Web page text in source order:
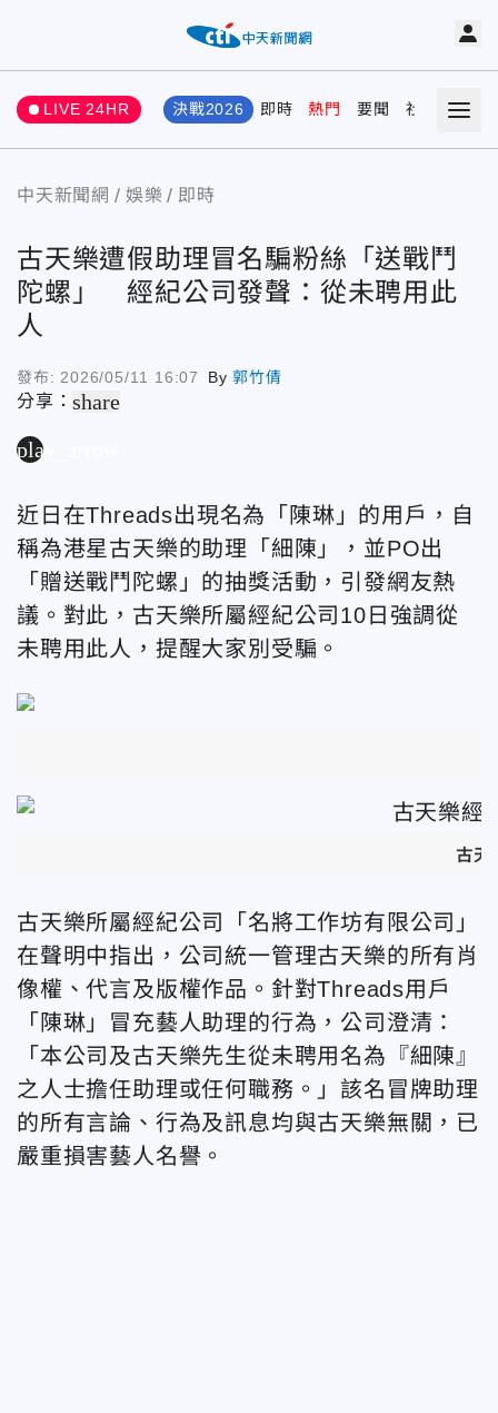
LIVE 24HR 決戰2026 即時 熱門 要聞 社會 娛樂
中天新聞網 娛樂 即時
古天樂遭假助理冒名騙粉絲「送戰鬥
陀螺」 經紀公司發聲：從未聘用此
人
發布: 2026/05/11 16:07 By郭竹倩
分享：share
play_arrow
近日在Threads出現名為「陳琳」的用戶，自
稱為港星古天樂的助理「細陳」，並PO出
「贈送戰鬥陀螺」的抽獎活動，引發網友熱
議。對此，古天樂所屬經紀公司10日強調從
未聘用此人，提醒大家別受騙。
古天
古天樂所屬經紀公司「名將工作坊有限公司」
在聲明中指出，公司統一管理古天樂的所有肖
像權、代言及版權作品。針對Threads用戶
「陳琳」冒充藝人助理的行為，公司澄清：
「本公司及古天樂先生從未聘用名為『細陳』
之人士擔任助理或任何職務。」該名冒牌助理
的所有言論、行為及訊息均與古天樂無關，已
嚴重損害藝人名譽。